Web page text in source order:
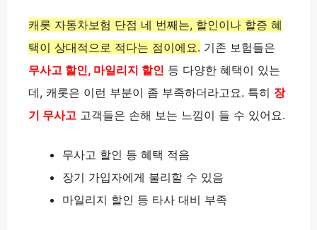
캐롯 자동차보험 단점 네 번째는, 할인이나 할증 혜
택이 상대적으로 적다는 점이에요. 기존 보험들은
무사고 할인, 마일리지 할인 등 다양한 혜택이 있는
데, 캐롯은 이런 부분이 좀 부족하더라고요. 특히 장
기 무사고 고객들은 손해 보는 느낌이 들 수 있어요.
무사고 할인 등 혜택 적음
장기 가입자에게 불리할 수 있음
마일리지 할인 등 타사 대비 부족